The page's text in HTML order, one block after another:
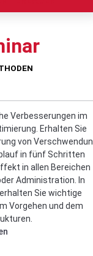
Verbesserungen im
Erhalten Sie
von
in fünf Schritten
in allen Bereichen
Administration. In
Sie wichtige
Vorgehen und dem